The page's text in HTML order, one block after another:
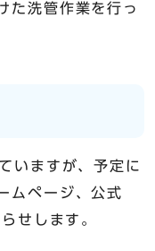
た洗管作業を行っ
いますが、予定に
ムページ、公式
せします。